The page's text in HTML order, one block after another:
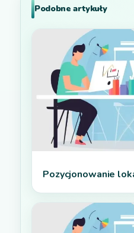
Podobne artykuły
Pozycjonowanie